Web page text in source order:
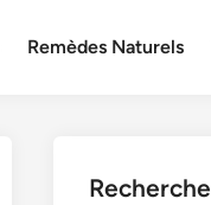
Remèdes Naturels
Recherche